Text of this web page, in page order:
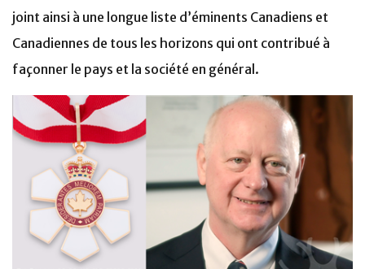
joint ainsi à une longue liste d’éminents Canadiens et
Canadiennes de tous les horizons qui ont contribué à
façonner le pays et la société en général.